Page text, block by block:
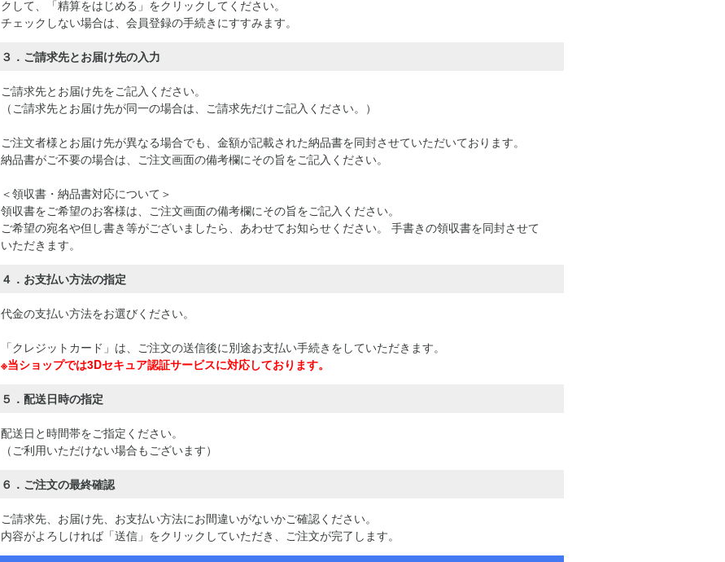
クして、「精算をはじめる」をクリックしてください。
チェックしない場合は、会員登録の手続きにすすみます。
３．ご請求先とお届け先の入力
ご請求先とお届け先をご記入ください。
（ご請求先とお届け先が同一の場合は、ご請求先だけご記入ください。）
ご注文者様とお届け先が異なる場合でも、金額が記載された納品書を同封させていただいております。
納品書がご不要の場合は、ご注文画面の備考欄にその旨をご記入ください。
＜領収書・納品書対応について＞
領収書をご希望のお客様は、ご注文画面の備考欄にその旨をご記入ください。
ご希望の宛名や但し書き等がございましたら、あわせてお知らせください。 手書きの領収書を同封させて
いただきます。
４．お支払い方法の指定
代金の支払い方法をお選びください。
「クレジットカード」は、ご注文の送信後に別途お支払い手続きをしていただきます。
※当ショップでは3Dセキュア認証サービスに対応しております。
５．配送日時の指定
配送日と時間帯をご指定ください。
（ご利用いただけない場合もございます）
６．ご注文の最終確認
ご請求先、お届け先、お支払い方法にお間違いがないかご確認ください。
内容がよろしければ「送信」をクリックしていただき、ご注文が完了します。